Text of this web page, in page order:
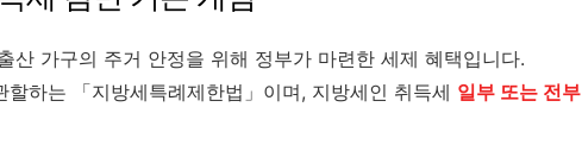
산 가구의 주거 안정을 위해 정부가 마련한 세제 혜택입니다.
할하는 「지방세특례제한법」이며, 지방세인 취득세 일부 또는 전부